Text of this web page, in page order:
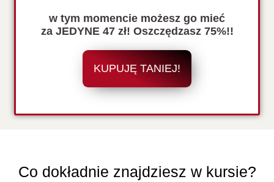
w tym momencie możesz go mieć
za JEDYNE 47 zł! Oszczędzasz 75%!!
KUPUJĘ TANIEJ!
Co dokładnie znajdziesz w kursie?